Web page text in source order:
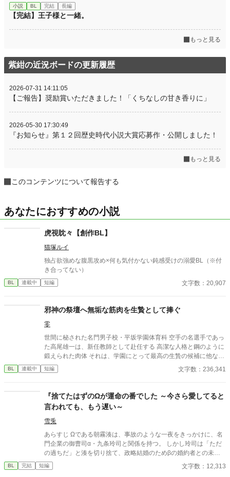
小説 BL 完結 長編
【完結】王子様と一緒。
もっと見る
紫紺の近況ボードの更新履歴
2026-07-31 14:11:05
【ご報告】奨励賞いただきました！「くちなしの甘き香りに」
2026-05-30 17:30:49
『お知らせ』第１２回歴史時代小説大賞応募作・公開しました！
もっと見る
このコンテンツについて報告する
あなたにおすすめの小説
虎視眈々【創作BL】
猫塚ルイ
独占欲強めな腹黒攻め×何も気付かない鈍感受けの溺愛BL（※付
き合ってない）
BL 連載中 短編 文字数：20,907
邪神の祭壇へ無垢な筋肉を生贄として捧ぐ
零
世間に秘された名門男子校・平坂学園体育科 空手の名選手であっ
た高尾雄一は、新任教師として赴任する 高潔な人格と鋼のように
鍛えられた肉体 それは、学園にとって最高の生贄の候補に他なら
なかった 至高の筋肉を持つ、精神を削られ意志をなくした青年を
太古の神に捧げるため、“水”、“風”、“土”の信奉者達が暗躍する 意
校で繰り広げられるダークファンタジー
BL 連載中 短編 文字数：236,341
『捨てたはずのΩが運命の番でした ～今さら愛してると
言われても、もう遅い～
雪兎
あらすじ Ωである朝霧湊は、事故のような一夜をきっかけに、名
門企業の御曹司α・九条玲司と関係を持つ。 しかし玲司は「ただ
の過ちだ」と湊を切り捨て、政略結婚のためβの婚約者との未来
を選んだ。 深く傷ついた湊は、彼の前から姿を消す。 数か月後―
―。 湊の身体は、これまで誰も知らなかった希少な『遅咲きΩ』
BL 完結 短編 文字数：12,313